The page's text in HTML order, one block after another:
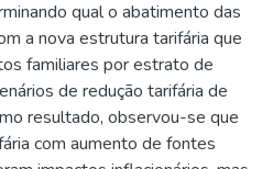
qual o abatimento das
a nova estrutura tarifária que
familiares por estrato de
de redução tarifária de
resultado, observou-se que
com aumento de fontes